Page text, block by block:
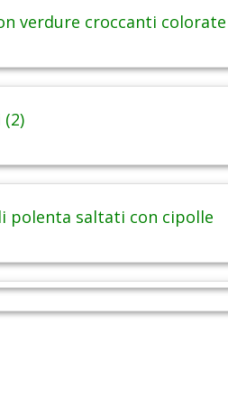
verdure croccanti colorate
(2)
polenta saltati con cipolle